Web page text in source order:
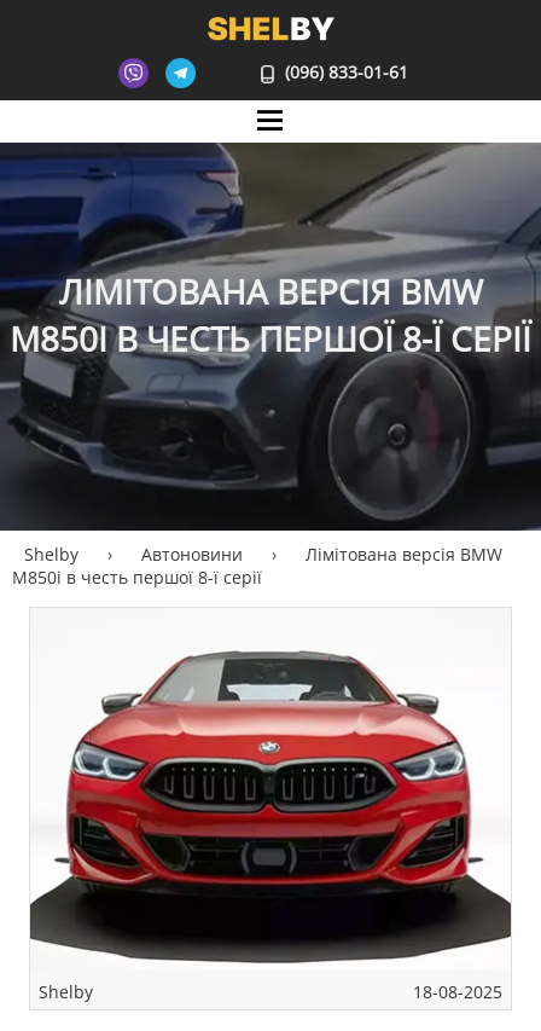
(096) 833-01-61
Mane
ЛІМІТОВАНА ВЕРСІЯ BMW
M850I В ЧЕСТЬ ПЕРШОЇ 8-Ї СЕРІЇ
Shelby › Автоновини ›
Лімітована версія BMW
M850i в честь першої 8-ї серії
Shelby 18-08-2025